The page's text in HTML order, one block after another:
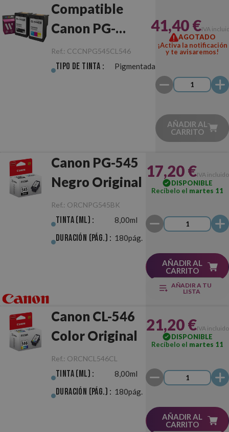
Compatible
Canon PG-
545XL/CL-546XL
Negro/Color
Ref.: CCCNPG545CL546
Tipo de Tinta : Pigmentada
41,40 €IVA
AGOTADO
¡Activa la notificación
y te avisaremos!
AÑADIR AL
CARRITO
Canon PG-545
Negro Original
Ref.: ORCNPG545BK
Tinta (ml) : 8,00ml
Duración (pág.) : 180pág.
17,20 €IVA incluido
DISPONIBLE
Recíbelo el martes 11
AÑADIR AL
CARRITO
AÑADIR A TU
LISTA
Canon CL-546
Color Original
Ref.: ORCNCL546CL
Tinta (ml) : 8,00ml
Duración (pág.) : 180pág.
21,20 €IVA incluido
DISPONIBLE
Recíbelo el martes 11
AÑADIR AL
CARRITO